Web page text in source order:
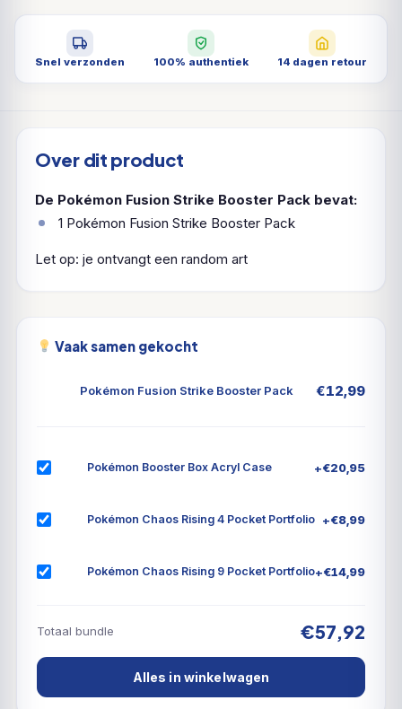
Snel verzonden 100% authentiek 14 dagen retour
Over dit product
De Pokémon Fusion Strike Booster Pack bevat:
1 Pokémon Fusion Strike Booster Pack
Let op: je ontvangt een random art
Vaak samen gekocht
Pokémon Fusion Strike Booster Pack €12,99
Pokémon Booster Box Acryl Case +€20,95
Pokémon Chaos Rising 4 Pocket Portfolio +€8,99
Pokémon Chaos Rising 9 Pocket Portfolio+€14,99
Totaal bundle €57,92
Alles in winkelwagen